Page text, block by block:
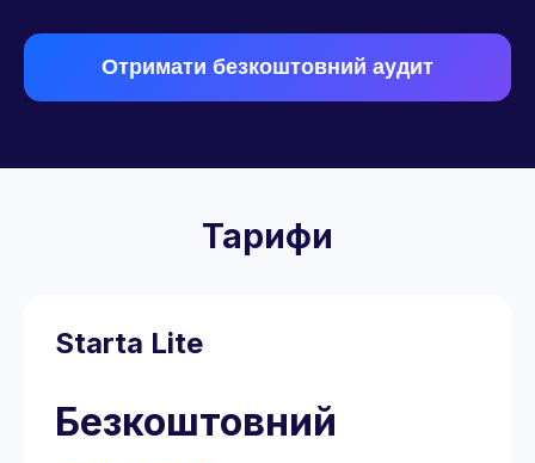
Отримати безкоштовний аудит
Тарифи
Starta Lite
Безкоштовний